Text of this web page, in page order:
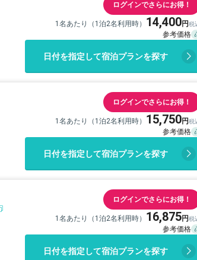
ログインでさらにお得！
1名あたり（1泊2名利用時） 14,400
日付を指定して宿泊プランを探す
ログインでさらにお得！
1名あたり（1泊2名利用時） 15,750
日付を指定して宿泊プランを探す
ログインでさらにお得！
1名あたり（1泊2名利用時） 16,875
日付を指定して宿泊プランを探す